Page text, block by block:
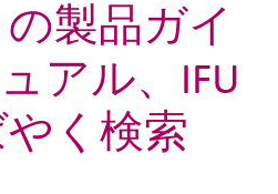
製品ガイ
アル、IFU
く検索